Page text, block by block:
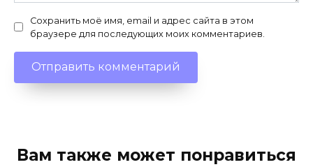
Сохранить моё имя, email и адрес сайта в этом
браузере для последующих моих комментариев.
Вам также может понравиться